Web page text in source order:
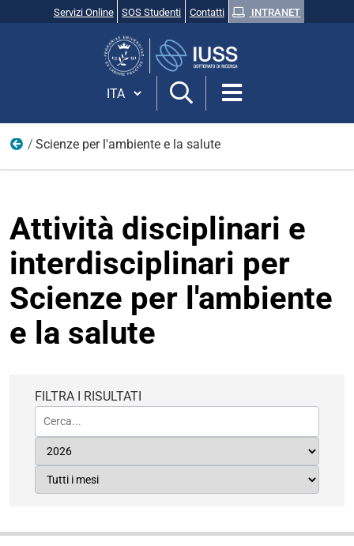
Servizi Online SOS Studenti Contatti INTRANET
Cambia lingua
Archivi attività disciplinari
Scienze per l'ambiente e la salute
Attività disciplinari e
interdisciplinari per
Scienze per l'ambiente
e la salute
FILTRA I RISULTATI